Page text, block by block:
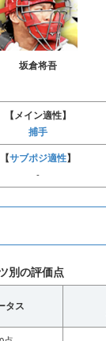
坂倉将吾
【メイン適性】
捕手
【サブポジ適性】
-
別の評価点
タス